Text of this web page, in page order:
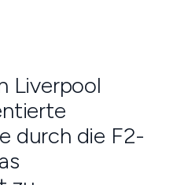
Liverpool
durch die F2-